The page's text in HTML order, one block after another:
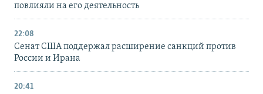
повлияли на его деятельность
22:08
Сенат США поддержал расширение санкций против
России и Ирана
20:41